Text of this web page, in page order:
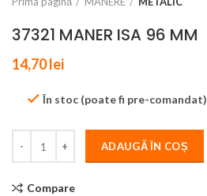
37321 MANER ISA 96 MM
14,70lei
În stoc (poate fi pre-comandat)
ADAUGĂ ÎN COȘ
Compare